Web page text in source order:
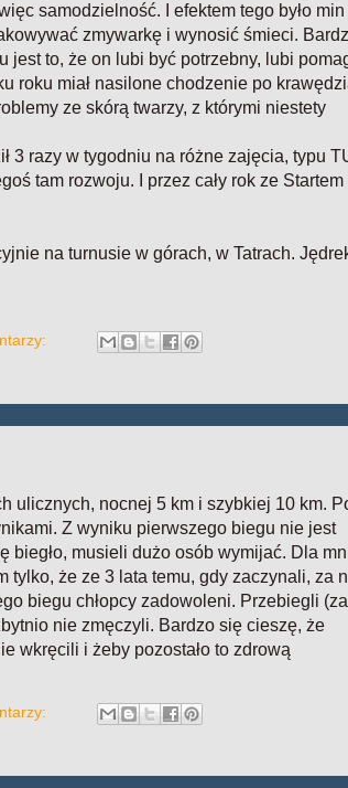
samodzielność. I efektem tego było min
zmywarkę i wynosić śmieci.
jest to, że on lubi być potrzebny, lubi
roku miał nasilone chodzenie po
ze skórą twarzy, z którymi niestety
3 razy w tygodniu na różne zajęcia, typu
tam rozwoju. I przez cały rok ze Startem
na turnusie w górach, w Tatrach.
ulicznych, nocnej 5 km i szybkiej 10 km.
Z wyniku pierwszego biegu nie jest
biegło, musieli dużo osób wymijać. Dla
tylko, że ze 3 lata temu, gdy zaczynali, za
biegu chłopcy zadowoleni. Przebiegli
nie zmęczyli. Bardzo się cieszę, że
wkręcili i żeby pozostało to zdrową